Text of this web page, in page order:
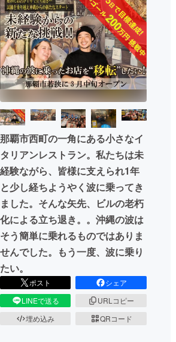
アート・写真
テクノロジー・ガジェット
映像・映画
ビジネス・起業
まちづくり・地域活性化
CAMPFIRE for Social Good
CAMPFIREふるさと納税machi-ya
那覇市西町の一角にある小さなイ
タリアンレストラン。私たちは未
経験ながら、皆様に支えられ1年
と少し経ちようやく波に乗ってき
ました。そんな矢先、ビルの老朽
化による立ち退き。。沖縄の波は
そう簡単に乗れるものではありま
せんでした。もう一度、波に乗り
たい。
ポスト
シェア
LINEで送る
URLコピー
埋め込み
QRコード